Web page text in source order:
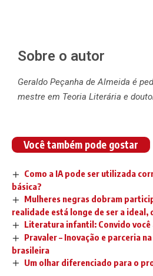
Sobre o autor
Geraldo Peçanha de Almeida é
mestre em Teoria Literária e
Você também pode gostar
Como a IA pode ser utilizada
básica?
Mulheres negras dobram
realidade está longe de ser a ideal,
Literatura infantil: Convido você
Pravaler – Inovação e parceria
brasileira
Um olhar diferenciado para o